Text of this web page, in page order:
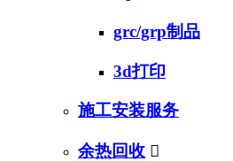
grc/grp制品
3d打印
施工安装服务
余热回收 